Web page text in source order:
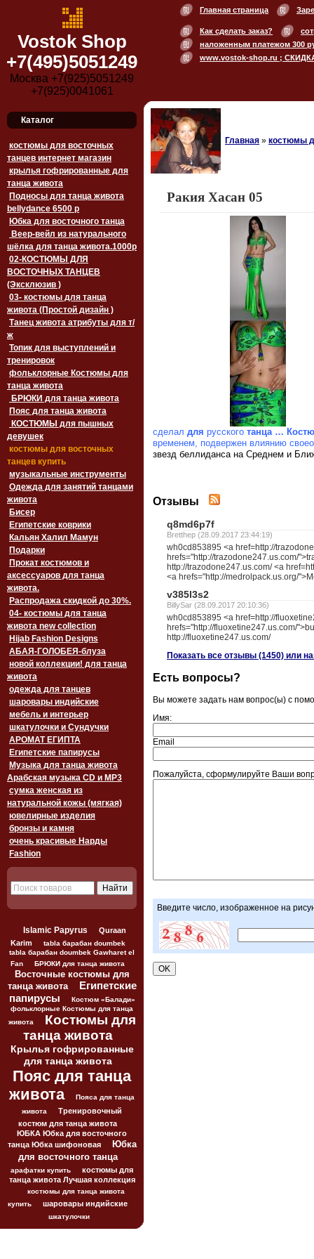
Vostok Shop
+7(495)5051249
Москва +7(925)5051249
+7(925)0041061
Главная страница
Как сделать заказ?
наложенным платежом 300
www.vostok-shop.ru ;
Каталог
костюмы для восточных
танцев интернет магазин
крылья гофрированные для
танца живота
Подносы для танца живота
bellydance 6500 p
Юбка для восточного танца
Веер-вейл из натурального
шёлка для танца живота.1000p
02-КОСТЮМЫ ДЛЯ
ВОСТОЧНЫХ ТАНЦЕВ
(Эксклюзив )
03- костюмы для танца
живота (Простой дизайн )
Танец живота атрибуты для т/
ж
Топик для выступлений и
тренировок
фольклорные Костюмы для
танца живота
БРЮКИ для танца живота
Пояс для танца живота
девушек
костюмы для восточных
танцев купить
музыкальные инструменты
Одежда для занятий танцами
живота
Бисер
Египетские коврики
Кальян Халил Мамун
Подарки
Прокат костюмов и
аксессуаров для танца
живота.
Распродажа скидкой до 30%.
04- костюмы для танца
живота new collection
Hijab Fashion Designs
АБАЯ-ГОЛОБЕЯ-блуза
новой коллекции! для танца
живота
одежда для танцев
шаровары индийские
мебель и интерьер
шкатулочки и Сундучки
АРОМАТ ЕГИПТА
Египетские папирусы
Музыка для танца живота
Арабская музыка CD и MP3
сумка женская из
натуральной кожы (мягкая)
ювелирные изделия
бронзы и камня
очень красивые Нарды
Fashion
Islamic Papyrus
Quraan
Karim
tabla барабан doumbek
tabla барабан doumbek Gawharet el
Fan
БРЮКИ для танца живота
Восточные костюмы для
танца живота
Египетские
папирусы
Костюм «Балади»
фольклорные Костюмы для танца
живота
Костюмы для
танца живота
Крылья гофрированные
для танца живота
Пояс для танца
живота
Пояса для танца
живота
Тренировочный
костюм для танца живота
ЮБКА Юбка для восточного
танца Юбка шифоновая
Юбка
для восточного танца
арафатки купить
костюмы для
танца живота Лучшая коллекция
костюмы для танца живота
купить
шаровары индийские
шкатулочки
Главная » костюмы
Ракия Хасан 05
сделал для русского танца …
временем, подвержен влиянию
звезд беллиданса на Среднем и
Отзывы
q8md6p7f
Bretthep (28.09.2017 23:44:19)
wh0cd853895 <a href=http://
hrefs="http://trazodone247.us.com/
http://trazodone247.us.com/ <a
<a hrefs="http://medrolpack.us.org/
v385l3s2
BillySar (28.09.2017 20:10:36)
wh0cd853895 <a href=http://
hrefs="http://fluoxetine247.us.com/
http://fluoxetine247.us.com/
Показать все отзывы (1450) или
Есть вопросы?
Вы можете задать нам вопрос(ы) с
Имя:
Email
Пожалуйста, сформулируйте Ваши
Введите число, изображенное на